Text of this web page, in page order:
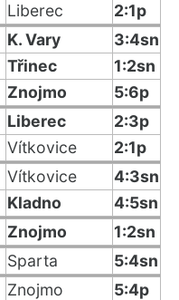
Liberec
2:1p
K. Vary
3:4sn
Třinec
1:2sn
Znojmo
5:6p
Liberec
2:3p
Vítkovice
2:1p
Vítkovice
4:3sn
Kladno
4:5sn
Znojmo
1:2sn
Sparta
5:4sn
Znojmo
5:4p